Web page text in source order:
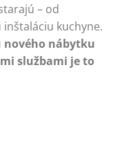
– od
kuchyne.
nového nábytku
službami je to